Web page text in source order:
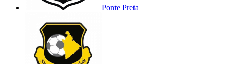
Ponte Preta